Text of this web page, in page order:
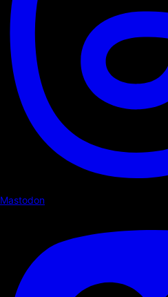
Mastodon